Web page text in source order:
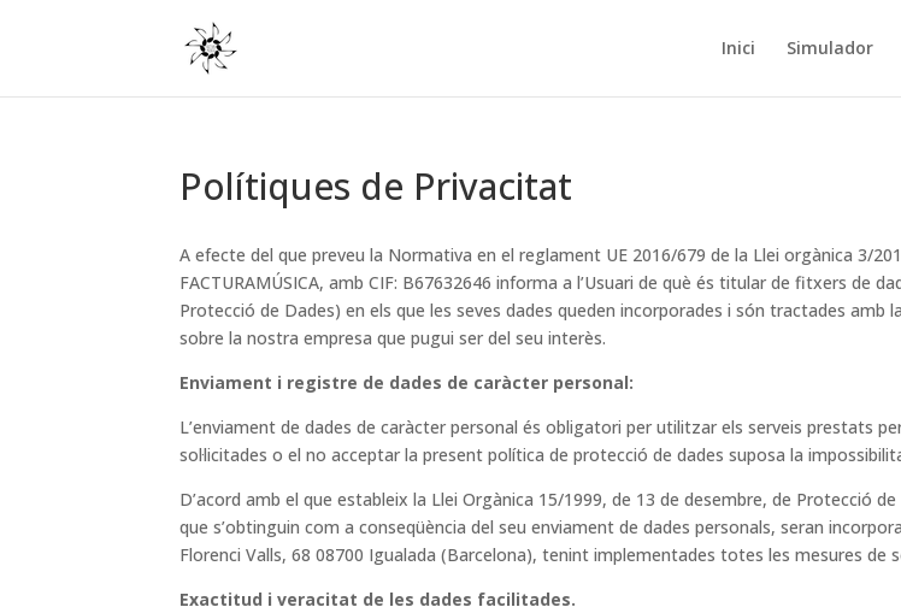
Inici Simulador
Polítiques de Privacitat
A efecte del que preveu la Normativa en el reglament UE 2016/679 de la Llei orgànica 3/
FACTURAMÚSICA, amb CIF: B67632646 informa a l’Usuari de què és titular de fitxers de
Protecció de Dades) en els que les seves dades queden incorporades i són tractades amb
sobre la nostra empresa que pugui ser del seu interès.
Enviament i registre de dades de caràcter personal:
L’enviament de dades de caràcter personal és obligatori per utilitzar els serveis prestats
sol·licitades o el no acceptar la present política de protecció de dades suposa la
D’acord amb el que estableix la Llei Orgànica 15/1999, de 13 de desembre, de Protecció
que s’obtinguin com a conseqüència del seu enviament de dades personals, seran
Florenci Valls, 68 08700 Igualada (Barcelona), tenint implementades totes les mesures de
Exactitud i veracitat de les dades facilitades.